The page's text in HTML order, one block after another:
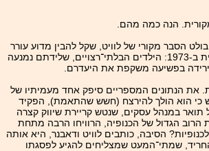
הנה כמה מהם.
הסבר מקורי של לוויט, שקל להבין מדוע עורר
את חמתם של רבים. לוויט טוען כי גורם חשוב, שנעלם עד כה מעיניהם של הקרימינולוגים והסוציולוגים, הוא הלגליזציה של ההפלות בארצות־הברית ב-‏1973: הילדים הבלתי־רצויים, שלידתם נמנעה
בפשיעה משקפת את היעדרם.
את הנתונים המספריים סיפק אחד מעמיתיו של
כי הוא הולך להירצח (חשש שהתאמת), הפקיד
תואר במנהל עסקים, שנטש קריירת שיווק קצרה
הרוב הגדול של הכנופיה, הרוויחו הרבה מתחת
הסיבה, כותבים לוויט ודאבנר, היא אותה
שמתי־המעט שמצליחים להגיע לפסגתו